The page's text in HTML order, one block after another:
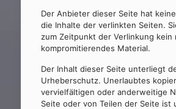
Der Anbieter dieser Seite hat
die Inhalte der verlinkten Seiten.
zum Zeitpunkt der Verlinkung kein
kompromitierendes Material.
Der Inhalt dieser Seite unterliegt
Urheberschutz. Unerlaubtes
vervielfältigen oder anderweitige
Seite oder von Teilen der Seite ist